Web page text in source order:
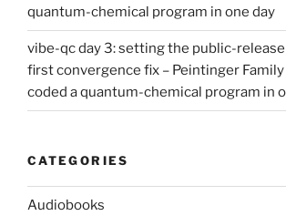
quantum-chemical program in one day
vibe-qc day 3: setting the public-
first convergence fix – Peintinger Family
coded a quantum-chemical program in
CATEGORIES
Audiobooks